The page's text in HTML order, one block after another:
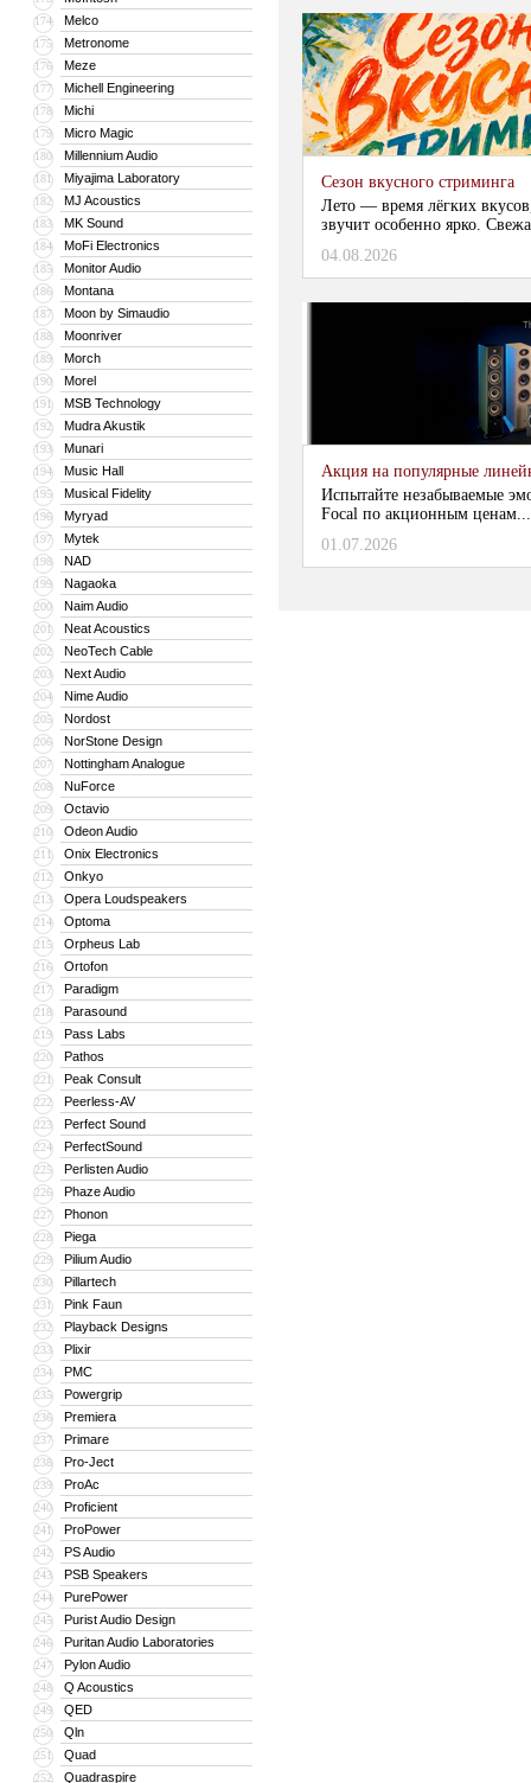
174 Melco
175 Metronome
176 Meze
177 Michell Engineering
178 Michi
179 Micro Magic
180 Millennium Audio
181 Miyajima Laboratory
182 MJ Acoustics
183 MK Sound
184 MoFi Electronics
185 Monitor Audio
186 Montana
187 Moon by Simaudio
188 Moonriver
189 Morch
190 Morel
191 MSB Technology
192 Mudra Akustik
193 Munari
194 Music Hall
195 Musical Fidelity
196 Myryad
197 Mytek
198 NAD
199 Nagaoka
200 Naim Audio
201 Neat Acoustics
202 NeoTech Cable
203 Next Audio
204 Nime Audio
205 Nordost
206 NorStone Design
207 Nottingham Analogue
208 NuForce
209 Octavio
210 Odeon Audio
211 Onix Electronics
212 Onkyo
213 Opera Loudspeakers
214 Optoma
215 Orpheus Lab
216 Ortofon
217 Paradigm
218 Parasound
219 Pass Labs
220 Pathos
221 Peak Consult
222 Peerless-AV
223 Perfect Sound
224 PerfectSound
225 Perlisten Audio
226 Phaze Audio
227 Phonon
228 Piega
229 Pilium Audio
230 Pillartech
231 Pink Faun
232 Playback Designs
233 Plixir
234 PMC
235 Powergrip
236 Premiera
237 Primare
238 Pro-Ject
239 ProAc
240 Proficient
241 ProPower
242 PS Audio
243 PSB Speakers
244 PurePower
245 Purist Audio Design
246 Puritan Audio Laboratories
247 Pylon Audio
248 Q Acoustics
249 QED
250 Qln
251 Quad
252 Quadraspire
Сезон вкусного стриминга
Лето — время лёгких
звучит особенно ярко.
04.08.2026
Акция на популярные
Испытайте незабываемые
Focal по акционным
01.07.2026